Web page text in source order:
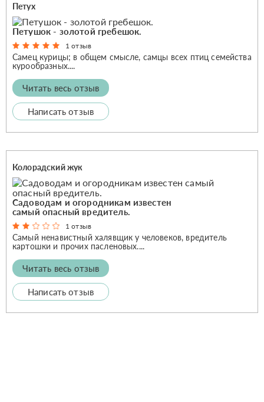
Петух
Петушок - золотой гребешок.
1 отзыв
Самец курицы; в общем смысле, самцы всех птиц семейства
курообразных....
Читать весь отзыв
Написать отзыв
Колорадский жук
Садоводам и огородникам известен
самый опасный вредитель.
1 отзыв
Самый ненавистный халявщик у человеков, вредитель
картошки и прочих пасленовых....
Читать весь отзыв
Написать отзыв